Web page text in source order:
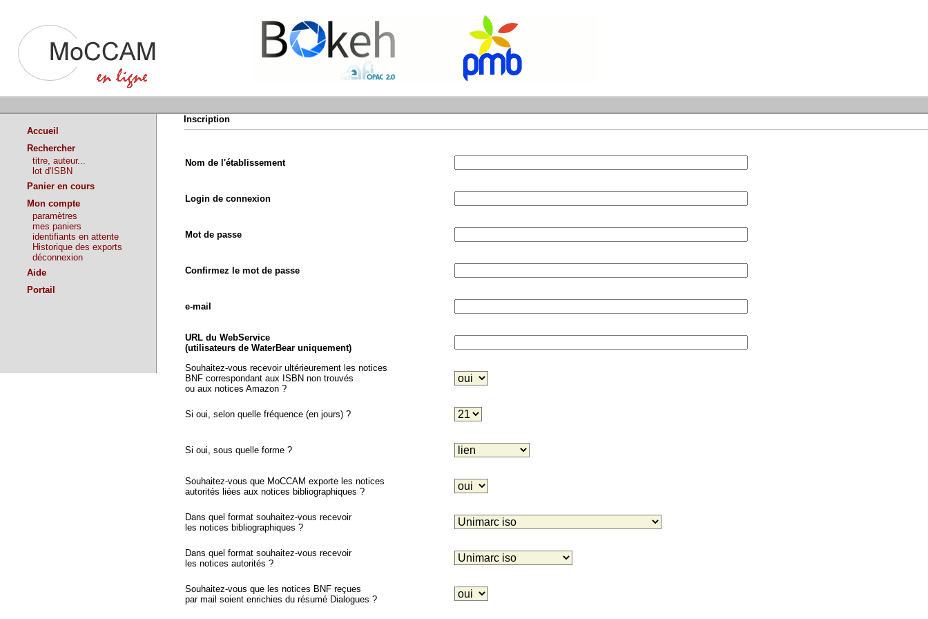
Accueil
Rechercher
titre, auteur...
lot d'ISBN
Panier en cours
Mon compte
paramètres
mes paniers
identifiants en attente
Historique des exports
déconnexion
Aide
Portail
Inscription
Nom de l'établissement
Login de connexion
Mot de passe
Confirmez le mot de passe
e-mail
URL du WebService
(utilisateurs de WaterBear uniquement)
Souhaitez-vous recevoir ultérieurement les notices
BNF correspondant aux ISBN non trouvés
ou aux notices Amazon ?
Si oui, selon quelle fréquence (en jours) ?
Si oui, sous quelle forme ?
Souhaitez-vous que MoCCAM exporte les notices
autorités liées aux notices bibliographiques ?
Dans quel format souhaitez-vous recevoir
les notices bibliographiques ?
Dans quel format souhaitez-vous recevoir
les notices autorités ?
Souhaitez-vous que les notices BNF reçues
par mail soient enrichies du résumé Dialogues ?